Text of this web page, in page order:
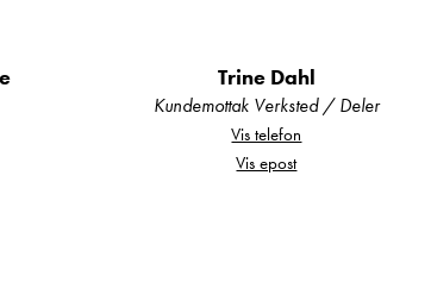
skuffer gir rikelig oppbevaringsplass.
Trine Dahl
Kundemottak Verksted / Deler
Vis telefon
Vis epost